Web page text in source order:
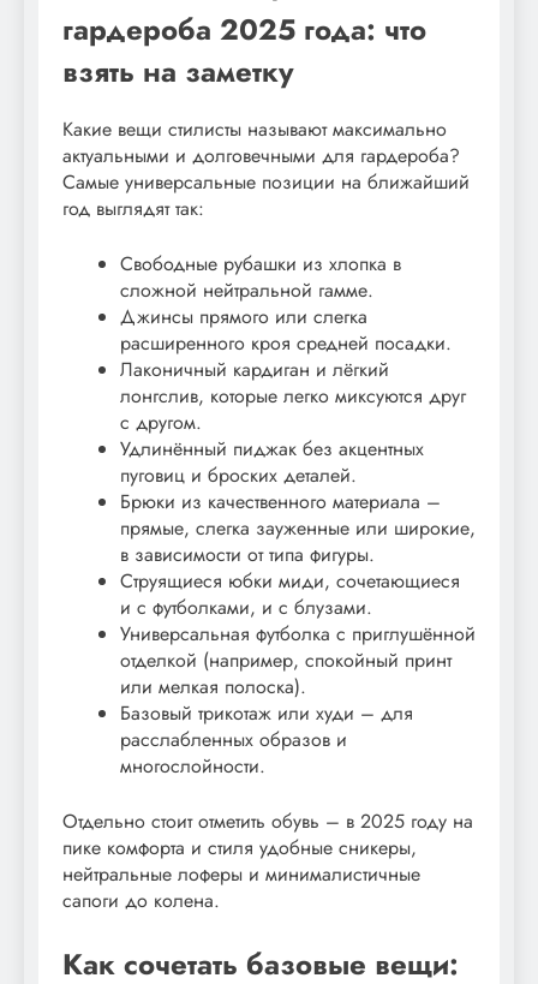
гардероба 2025 года: что
взять на заметку
Какие вещи стилисты называют максимально
актуальными и долговечными для гардероба?
Самые универсальные позиции на ближайший
год выглядят так:
Свободные рубашки из хлопка в
сложной нейтральной гамме.
Джинсы прямого или слегка
расширенного кроя средней посадки.
Лаконичный кардиган и лёгкий
лонгслив, которые легко миксуются друг
с другом.
Удлинённый пиджак без акцентных
пуговиц и броских деталей.
Брюки из качественного материала –
прямые, слегка зауженные или широкие,
в зависимости от типа фигуры.
Струящиеся юбки миди, сочетающиеся
и с футболками, и с блузами.
Универсальная футболка с приглушённой
отделкой (например, спокойный принт
или мелкая полоска).
Базовый трикотаж или худи – для
расслабленных образов и
многослойности.
Отдельно стоит отметить обувь – в 2025 году на
пике комфорта и стиля удобные сникеры,
нейтральные лоферы и минималистичные
сапоги до колена.
Как сочетать базовые вещи: